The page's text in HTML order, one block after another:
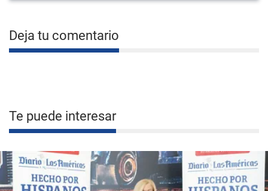
Deja tu comentario
Te puede interesar